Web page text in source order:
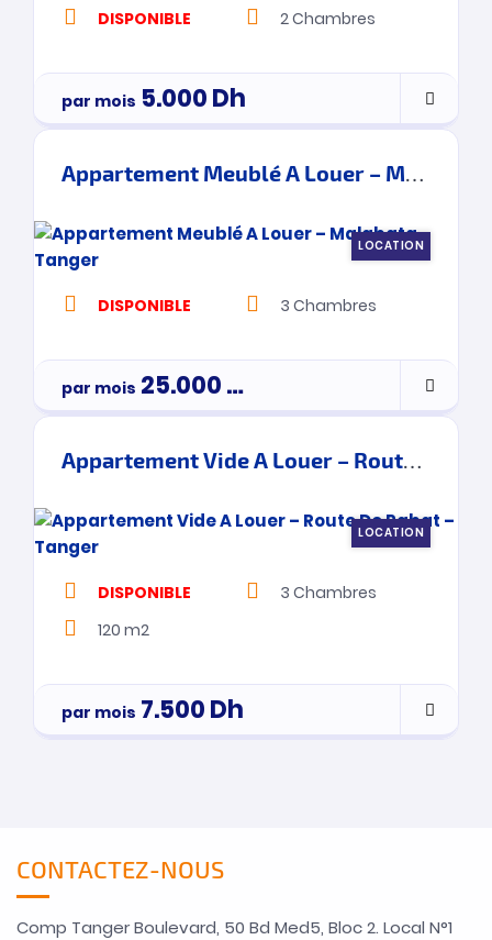
DISPONIBLE 2Chambres
par mois 5.000Dh
Appartement Meublé A Louer – Malabata – Tanger
LOCATION
DISPONIBLE 3 Chambres
par mois 25.000Dh
Appartement Vide A Louer – Route De Rabat – Tanger
LOCATION
DISPONIBLE 3 Chambres
120 m2
par mois 7.500Dh
CONTACTEZ-NOUS
Comp Tanger Boulevard, 50 Bd Med5, Bloc 2. Local N°1